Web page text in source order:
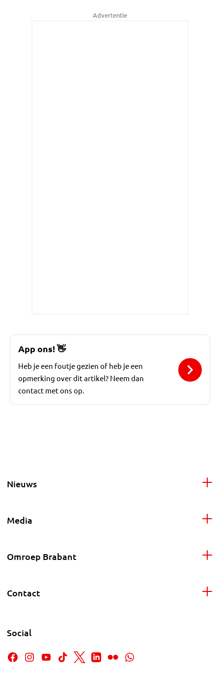
Advertentie
App ons!👋
Heb je een foutje gezien of heb je een
opmerking over dit artikel? Neem dan
contact met ons op.
Nieuws
Media
Omroep Brabant
Contact
Social